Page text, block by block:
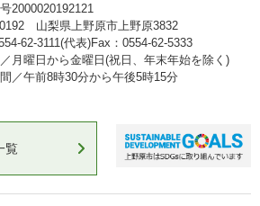
2000020192121
山梨県上野原市上野原3832
62-3111(代表)Fax：0554-62-5333
月曜日から金曜日(祝日、年末年始を除く)
／午前8時30分から午後5時15分
覧